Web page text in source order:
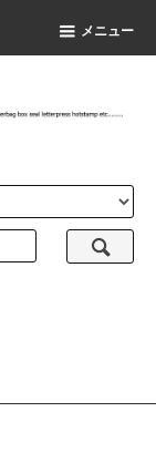
メニュー